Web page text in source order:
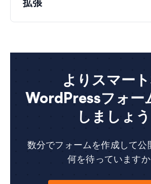
よりスマー
WordPressフォー
しましょう
数分でフォームを作成して公
何を待っていますか